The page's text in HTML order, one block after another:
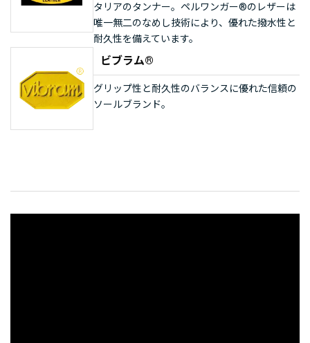
タリアのタンナー。ペルワンガー®のレザーは
唯一無二のなめし技術により、優れた撥水性と
耐久性を備えています。
ビブラム®
グリップ性と耐久性のバランスに優れた信頼の
ソールブランド。